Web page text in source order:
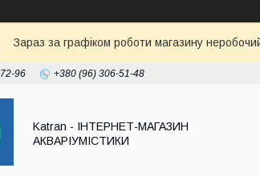
Зараз за графіком роботи магазину
96 +380 (96) 306-51-48
Katran - ІНТЕРНЕТ-МАГАЗИН
АКВАРІУМІСТИКИ